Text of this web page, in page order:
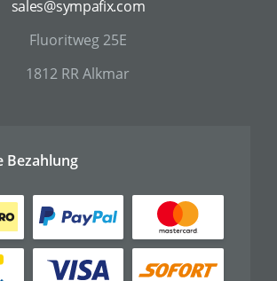
sales@sympafix.com
Fluoritweg 25E
1812 RR Alkmar
Bezahlung